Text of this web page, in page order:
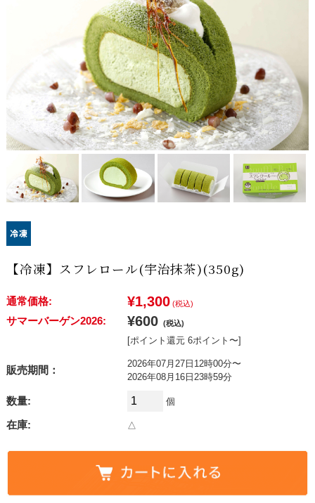
【冷凍】スフレロール(宇治抹茶)(350g)
通常価格: ¥1,300 (税込)
サマーバーゲン2026: ¥600 (税込)
[ポイント還元 6ポイント〜]
販売期間：
2026年07月27日12時00分〜
2026年08月16日23時59分
数量: 個
在庫: △